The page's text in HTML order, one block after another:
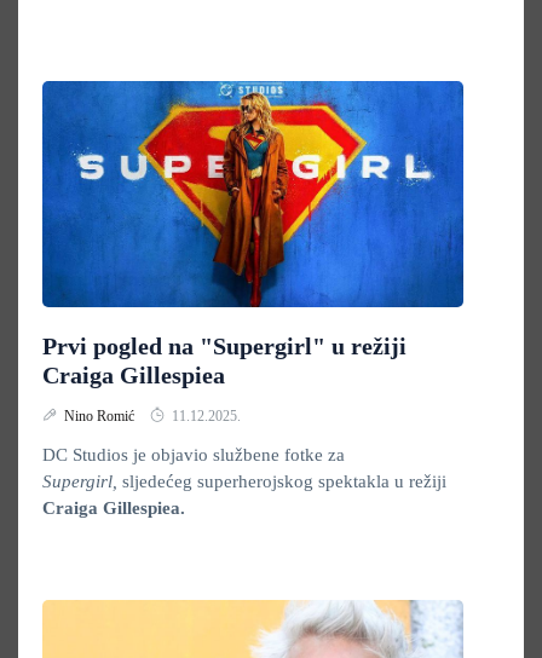
Prvi pogled na "Supergirl" u režiji
Craiga Gillespiea
Nino Romić 11.12.2025.
DC Studios je objavio službene fotke za
Supergirl, sljedećeg superherojskog spektakla u režiji
Craiga Gillespiea.